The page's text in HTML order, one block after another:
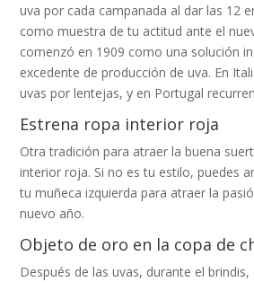
uva por cada campanada al dar las 12
como muestra de tu actitud ante el
comenzó en 1909 como una solución
excedente de producción de uva. En
uvas por lentejas, y en Portugal
Estrena ropa interior roja
Otra tradición para atraer la buena
interior roja. Si no es tu estilo, puedes
tu muñeca izquierda para atraer la
nuevo año.
Objeto de oro en la copa de
Después de las uvas, durante el